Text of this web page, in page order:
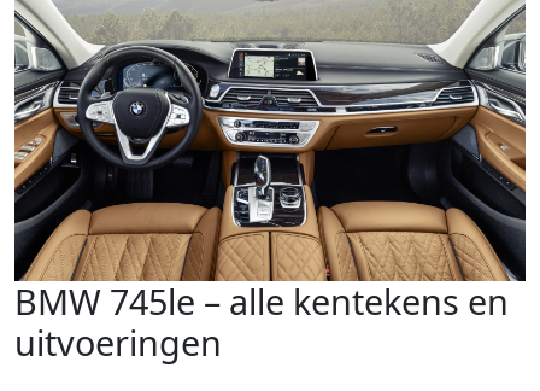
BMW 745le – alle kentekens en
uitvoeringen